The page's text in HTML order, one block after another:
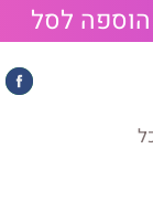
הוספה לסל